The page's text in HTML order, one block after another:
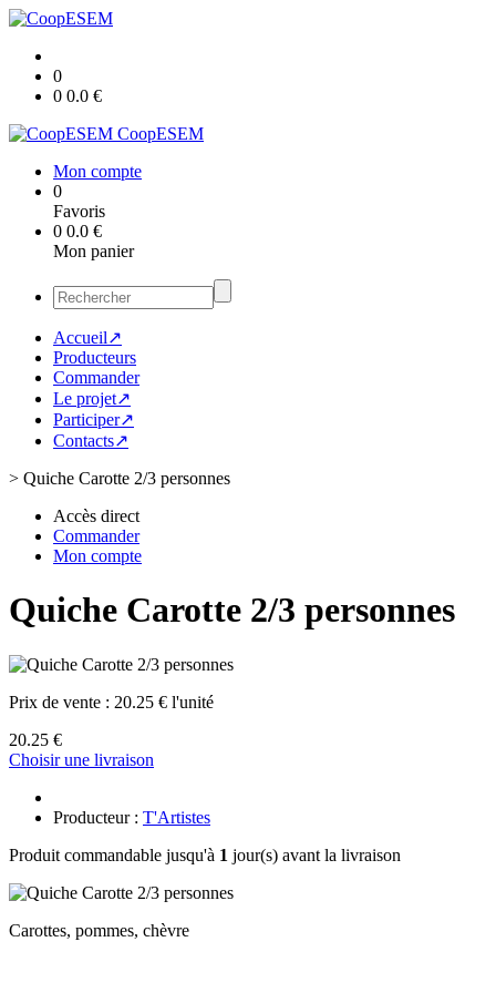
0
0 0.0 €
CoopESEM
Mon compte
0
Favoris
0 0.0 €
Mon panier
Accueil↗
Producteurs
Commander
Le projet↗
Participer↗
Contacts↗
> Quiche Carotte 2/3 personnes
Accès direct
Commander
Mon compte
Quiche Carotte 2/3 personnes
Prix de vente : 20.25 € l'unité
20.25 €
Choisir une livraison
Producteur : T'Artistes
Produit commandable jusqu'à 1 jour(s) avant la livraison
Carottes, pommes, chèvre